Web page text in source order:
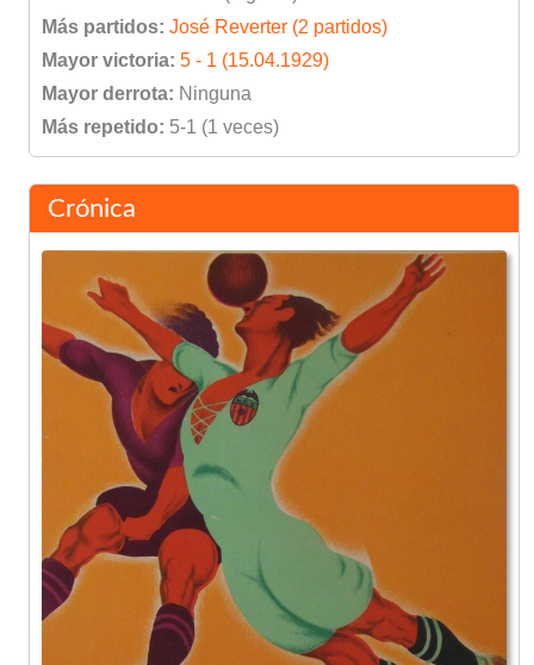
Más partidos: José Reverter (2 partidos)
Mayor victoria: 5 - 1 (15.04.1929)
Mayor derrota: Ninguna
Más repetido: 5-1 (1 veces)
Crónica